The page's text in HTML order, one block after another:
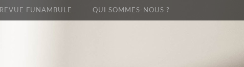
REVUE FUNAMBULE QUI SOMMES-NOUS ?